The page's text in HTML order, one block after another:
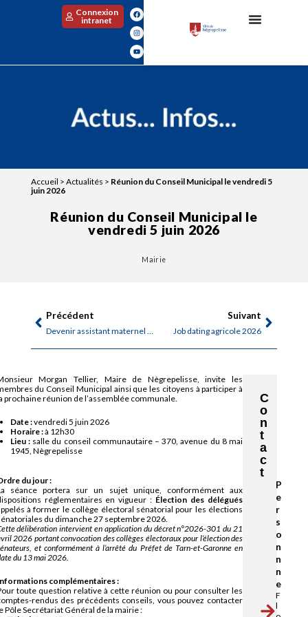
Connexion
intranet
Accueil > Actualités > Réunion du Conseil Municipal le vendredi 5
juin 2026
Réunion du Conseil Municipal le
vendredi 5 juin 2026
Mairie
Précédent
Devenir assistant maternel : matinée d’information
Suivant
Job dating agricole 2026
C
o
n
t
a
c
t
P
e
r
s
o
n
n
n
e
F
l
Morgan Tellier, Maire de Nègrepelisse, invite les
du Conseil Municipal ainsi que les citoyens à participer à
prochaine réunion de l’assemblée communale.
Date :vendredi 5 juin 2026
Horaire :à 12h30
Lieu :salle du conseil communautaire – 370, avenue du 8 mai
1945, Nègrepelisse
du jour :
séance portera sur un sujet unique, conformément aux
réglementaires en vigueur : Élection des délégués
à former le collège électoral sénatorial pour les élections
du dimanche 27 septembre 2026.
délibération intervient en application du décret n°2026-301 du 21
2026 portant convocation des collèges électoraux pour l’élection des
et conformément à l’arrêté du Préfet de Tarn-et-Garonne en
du 13 mai 2026.
complémentaires :
toute question relative à cette réunion ou pour consulter les
rendus des précédents conseils, vous pouvez contacter
Pôle Secrétariat Général de la mairie :